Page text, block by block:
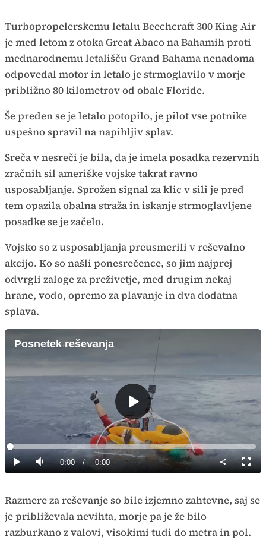
Turbopropelerskemu letalu Beechcraft 300 King Air
je med letom z otoka Great Abaco na Bahamih proti
mednarodnemu letališču Grand Bahama nenadoma
odpovedal motor in letalo je strmoglavilo v morje
približno 80 kilometrov od obale Floride.
Še preden se je letalo potopilo, je pilot vse potnike
uspešno spravil na napihljiv splav.
Sreča v nesreči je bila, da je imela posadka rezervnih
zračnih sil ameriške vojske takrat ravno
usposabljanje. Sprožen signal za klic v sili je pred
tem opazila obalna straža in iskanje strmoglavljene
posadke se je začelo.
Vojsko so z usposabljanja preusmerili v reševalno
akcijo. Ko so našli ponesrečence, so jim najprej
odvrgli zaloge za preživetje, med drugim nekaj
hrane, vodo, opremo za plavanje in dva dodatna
splava.
Posnetek reševanja
Predvajaj
PredvajajTiho Current
0:00 / Duration
0:00
Loaded:
0%
način
Razmere za reševanje so bile izjemno zahtevne, saj se
je približevala nevihta, morje pa je že bilo
razburkano z valovi, visokimi tudi do metra in pol.